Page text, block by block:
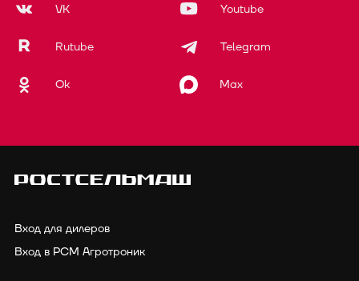
VK Youtube
Rutube Telegram
Ok Max
Вход для дилеров
Вход в РСМ Агротроник